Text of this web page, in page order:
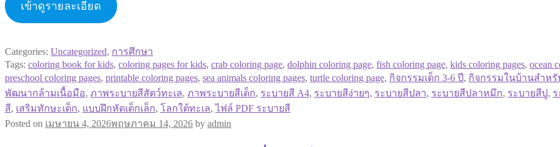
เข้าดูรายละเอียด
Categories: Uncategorized, การศึกษา
Tags: coloring book for kids, coloring pages for kids, crab coloring page, dolphin coloring page, fish coloring page, kids coloring pages, ocean
preschool coloring pages, printable coloring pages, sea animals coloring pages, turtle coloring page, กิจกรรมเด็ก 3-6 ปี, กิจกรรมในบ้านสำหรั
พัฒนากล้ามเนื้อมือ, ภาพระบายสีสัตว์ทะเล, ภาพระบายสีเด็ก, ระบายสี A4, ระบายสีง่ายๆ, ระบายสีปลา, ระบายสีปลาหมึก, ระบายสีปู,
สี, เสริมทักษะเด็ก, แบบฝึกหัดเด็กเล็ก, โลกใต้ทะเล,ไฟล์ PDF ระบายสี
Posted on เมษายน 4, 2026พฤษภาคม 14, 2026 by admin